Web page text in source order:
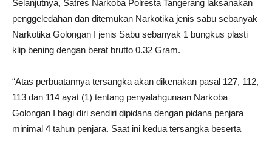
Selanjutnya, Satres Narkoba Polresta Tangerang laksanakan
penggeledahan dan ditemukan Narkotika jenis sabu sebanyak
Narkotika Golongan I jenis Sabu sebanyak 1 bungkus plasti
klip bening dengan berat brutto 0.32 Gram.
“Atas perbuatannya tersangka akan dikenakan pasal 127, 112,
113 dan 114 ayat (1) tentang penyalahgunaan Narkoba
Golongan I bagi diri sendiri dipidana dengan pidana penjara
minimal 4 tahun penjara. Saat ini kedua tersangka beserta